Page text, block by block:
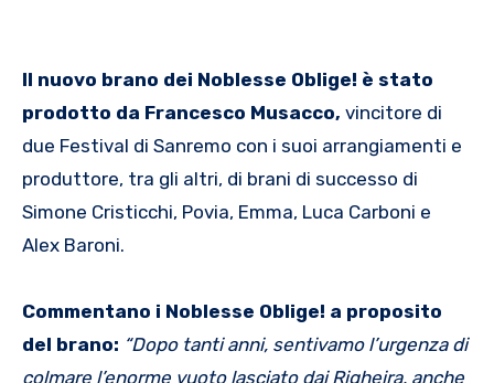
Il nuovo brano dei Noblesse Oblige! è stato
prodotto da Francesco Musacco, vincitore di
due Festival di Sanremo con i suoi arrangiamenti e
produttore, tra gli altri, di brani di successo di
Simone Cristicchi, Povia, Emma, Luca Carboni e
Alex Baroni.
Commentano i Noblesse Oblige! a proposito
del brano: “Dopo tanti anni, sentivamo l’urgenza di
colmare l’enorme vuoto lasciato dai Righeira, anche